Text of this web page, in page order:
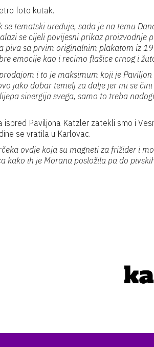
foto kutak.
se tematski uređuje, sada je na temu
se cijeli povijesni prikaz proizvodnje
piva sa prvim originalnim plakatom iz
emocije kao i recimo flašice crnog i
i to je maksimum koji je
jako dobar temelj za dalje jer mi se
sinergija svega, samo to treba
ispred Paviljona Katzler zatekli smo i
se vratila u Karlovac.
ovdje koja su magneti za frižider i
kako ih je Morana posložila pa do